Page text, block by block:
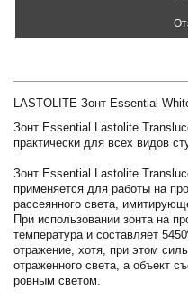
LASTOLITE Зонт Essential
Зонт Essential Lastolite
практически для всех видов
Зонт Essential Lastolite
применяется для работы на
рассеянного света,
При использовании зонта на
температура и составляет
отражение, хотя, при этом
отраженного света, а объект
ровным светом.